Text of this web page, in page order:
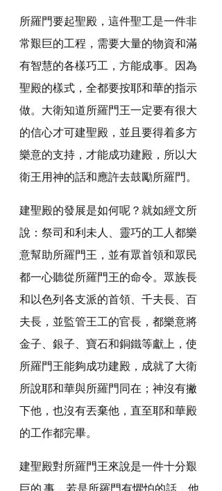
所羅門要起聖殿，這件聖工是一件非
常艱巨的工程，需要大量的物資和滿
有智慧的各樣巧工，方能成事。因為
聖殿的樣式，全都要按耶和華的指示
做。大衛知道所羅門王一定要有很大
的信心才可建聖殿，並且要得着多方
樂意的支持，才能成功建殿，所以大
衛王用神的話和應許去鼓勵所羅門。
建聖殿的發展是如何呢？就如經文所
說：祭司和利未人、靈巧的工人都樂
意幫助所羅門王，並有眾首領和眾民
都一心聽從所羅門王的命令。眾族長
和以色列各支派的首領、千夫長、百
夫長，並監管王工的官長，都樂意將
金子、銀子、寶石和銅鐵等獻上，使
所羅門王能夠成功建殿，成就了大衛
所說耶和華與所羅門同在；神沒有撇
下他，也沒有丟棄他，直至耶和華殿
的工作都完畢。
建聖殿對所羅門王來說是一件十分艱
巨的 事，若是所羅門有懼怕的話，他